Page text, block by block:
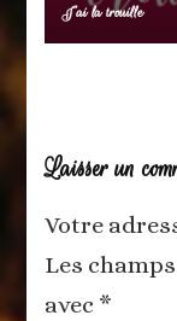
J’ai la trouille
Laisser un
Votre
Les
avec *